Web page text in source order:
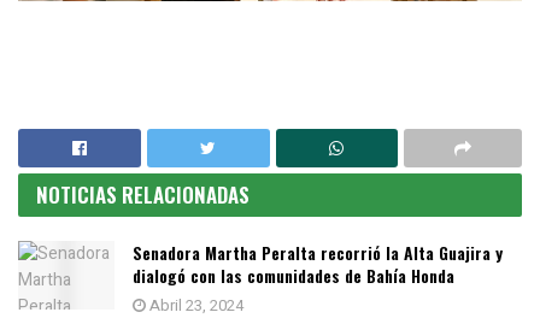
NOTICIAS RELACIONADAS
Senadora Martha Peralta recorrió la Alta Guajira y
dialogó con las comunidades de Bahía Honda
Abril 23, 2024